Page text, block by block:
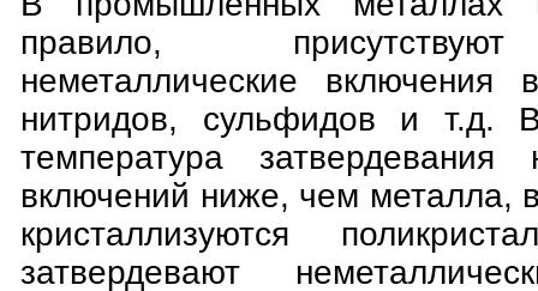
правило,
неметаллические включения
нитридов, сульфидов и т.д.
температура затвердевания
включений ниже, чем металла,
кристаллизуются
затвердевают